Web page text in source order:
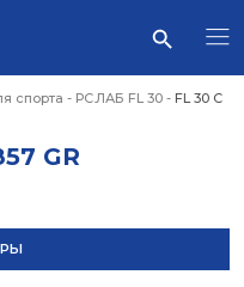
спорта - РС.ЛАБ FL 30 - FL 30 C
GR